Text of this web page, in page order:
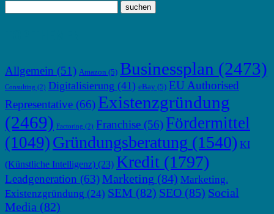
Allgemein (51) Amazon (5) Businessplan (2473)
Consulting (2) Digitalisierung (41) eBay (5) EU Authorised
Representative (66) Existenzgründung
(2469) Factoring (2) Franchise (56) Fördermittel
(1049) Gründungsberatung (1540) KI
(Künstliche Intelligenz) (23) Kredit (1797)
Leadgeneration (63)Marketing (84) Marketing.
Existenzgründung (24) SEM (82) SEO (85) Social
Media (82)